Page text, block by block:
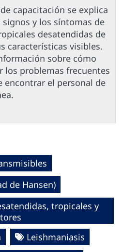
capacitación se explica
y los síntomas de
desatendidas de
características visibles.
sobre cómo
los problemas frecuentes
encontrar el personal de
de Hansen)
tropicales y
Leishmaniasis